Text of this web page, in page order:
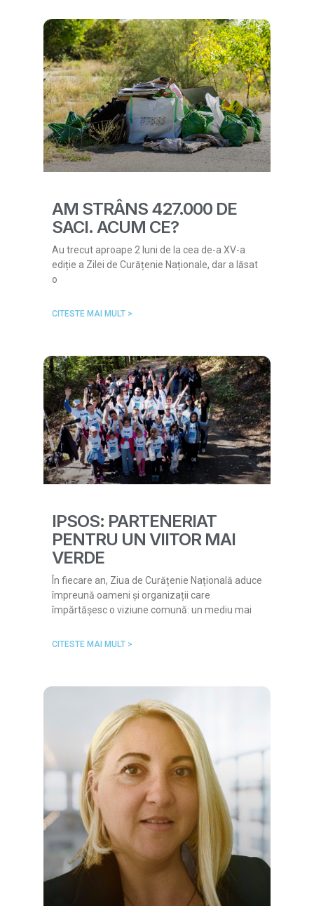
AM STRÂNS 427.000 DE
SACI. ACUM CE?
Au trecut aproape 2 luni de la cea de-a XV-a
ediție a Zilei de Curățenie Naționale, dar a lăsat
o
CITESTE MAI MULT >
IPSOS: PARTENERIAT
PENTRU UN VIITOR MAI
VERDE
În fiecare an, Ziua de Curățenie Națională aduce
împreună oameni și organizații care
împărtășesc o viziune comună: un mediu mai
CITESTE MAI MULT >